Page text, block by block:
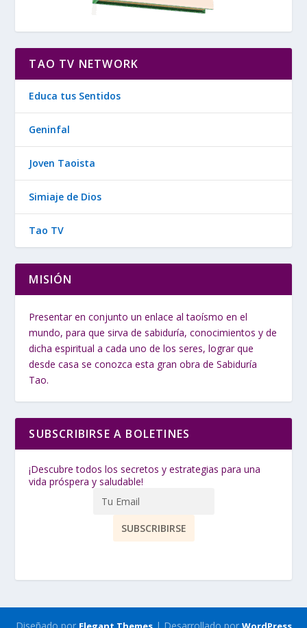
TAO TV NETWORK
Educa tus Sentidos
Geninfal
Joven Taoista
Simiaje de Dios
Tao TV
MISIÓN
Presentar en conjunto un enlace al taoísmo en el
mundo, para que sirva de sabiduría, conocimientos y de
dicha espiritual a cada uno de los seres, lograr que
desde casa se conozca esta gran obra de Sabiduría
Tao.
SUBSCRIBIRSE A BOLETINES
¡Descubre todos los secretos y estrategias para una
vida próspera y saludable!